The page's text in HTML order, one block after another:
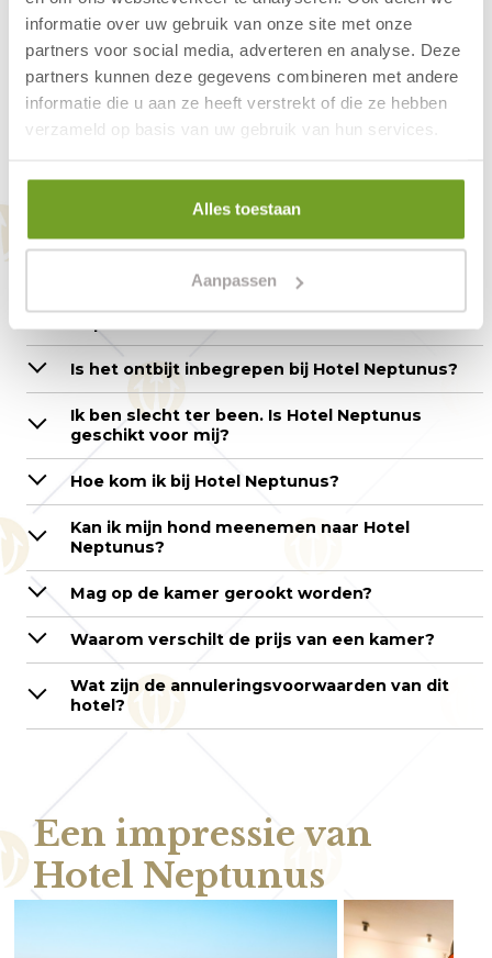
informatie over uw gebruik van onze site met onze
partners voor social media, adverteren en analyse. Deze
partners kunnen deze gegevens combineren met andere
informatie die u aan ze heeft verstrekt of die ze hebben
verzameld op basis van uw gebruik van hun services.
Alles toestaan
Aanpassen
Vragen over de
hotelkamer - Hotel
Neptunus
Hoe kan ik reserveren?
Is het ontbijt inbegrepen bij Hotel Neptunus?
Ik ben slecht ter been. Is Hotel Neptunus
geschikt voor mij?
Hoe kom ik bij Hotel Neptunus?
Kan ik mijn hond meenemen naar Hotel
Neptunus?
Mag op de kamer gerookt worden?
Waarom verschilt de prijs van een kamer?
Wat zijn de annuleringsvoorwaarden van dit
hotel?
Een impressie van
Hotel Neptunus